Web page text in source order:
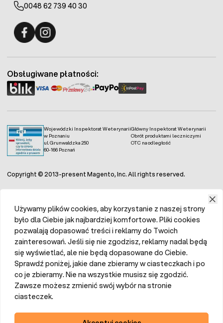
0048 62 739 40 30
Wojewódzki Inspektorat Weterynarii
w Poznaniu
ul. Grunwaldzka 250
60-166 Poznań
Główny Inspektorat Weterynarii
Obrót produktami leczniczymi
OTC na odległość
Obsługiwane płatności:
Copyright © 2013-present Magento, Inc. All rights reserved.
Używamy plików cookies, aby korzystanie z naszej strony
było dla Ciebie jak najbardziej komfortowe. Pliki cookies
pozwalają dopasować treści i reklamy do Twoich
zainteresowań. Jeśli się nie zgodzisz, reklamy nadal będą
się wyświetlać, ale nie będą dopasowane do Ciebie.
Sprawdź poniżej, jakie dane zbieramy w ciasteczkach i po
co je zbieramy. Nie na wszystkie musisz się zgodzić.
Zawsze możesz zmienić swój wybór na stronie
ciasteczek.